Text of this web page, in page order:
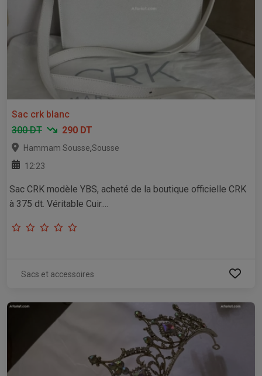
Sac crk blanc
300 DT
290 DT
Hammam Sousse,Sousse
12:23
Sac CRK modèle YBS, acheté de la boutique officielle CRK
à 375 dt. Véritable Cuir....
Sacs et accessoires